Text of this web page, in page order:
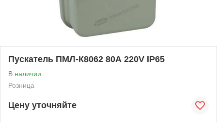
Пускатель ПМЛ-К8062 80А 220V IP65
В наличии
Розница
Цену уточняйте